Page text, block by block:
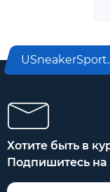
Хотите быть в
Подпишитесь